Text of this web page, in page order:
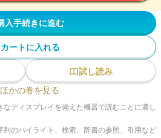
入手続きに進む
カートに入れる
試し読み
ほかの巻を見る
ディスプレイを備えた機器で読むことに適し
のハイライト、検索、辞書の参照、引用など